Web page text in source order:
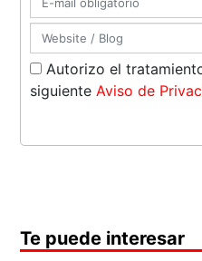
Autorizo el
siguienteAviso de
Te puede interesar